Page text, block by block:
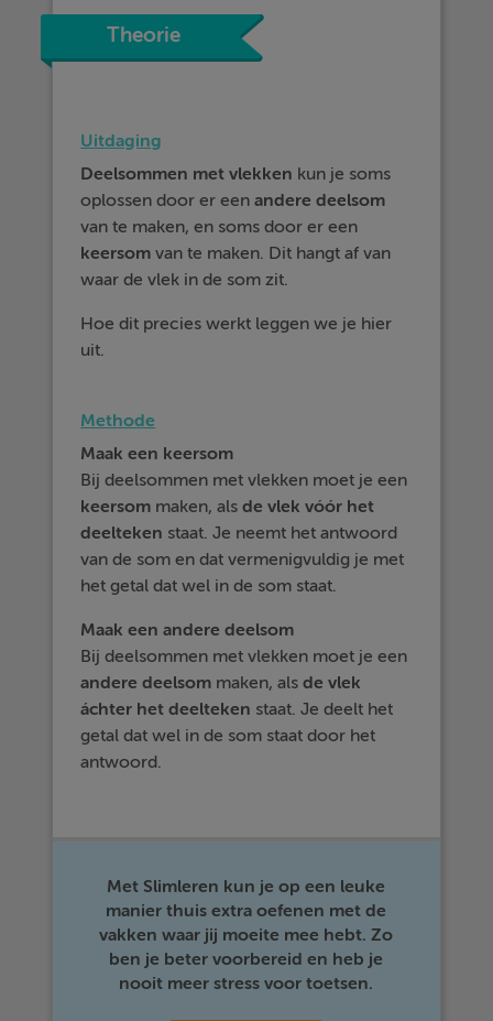
Theorie
Uitdaging
Deelsommen met vlekken kun je soms
oplossen door er eenandere deelsom
van te maken, en soms door er een
keersom van te maken. Dit hangt af van
waar de vlek in de som zit.
Hoe dit precies werkt leggen we je hier
uit.
Methode
Maak een keersom
Bij deelsommen met vlekken moet je een
keersom maken, alsde vlek vóór het
deelteken staat. Je neemt het antwoord
van de som en dat vermenigvuldig je met
het getal dat wel in de som staat.
Maak een andere deelsom
Bij deelsommen met vlekken moet je een
andere deelsom maken, alsde vlek
áchter het deelteken staat. Je deelt het
getal dat wel in de som staat door het
antwoord.
Met Slimleren kun je op een leuke
manier thuis extra oefenen met de
vakken waar jij moeite mee hebt. Zo
ben je beter voorbereid en heb je
nooit meer stress voor toetsen.